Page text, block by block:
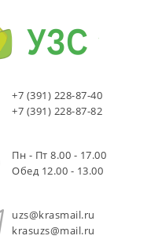
+7 (391) 228-87-40
+7 (391) 228-87-82
Пн - Пт 8.00 - 17.00
Обед 12.00 - 13.00
uzs@krasmail.ru
krasuzs@mail.ru